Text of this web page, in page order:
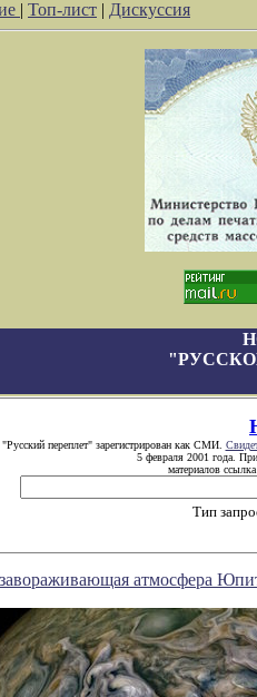
| Топ-лист | Дискуссия
"Русский переплет" зарегистрирован как СМИ.
5 февраля 2001 года.
материалов
Тип
атмосфера